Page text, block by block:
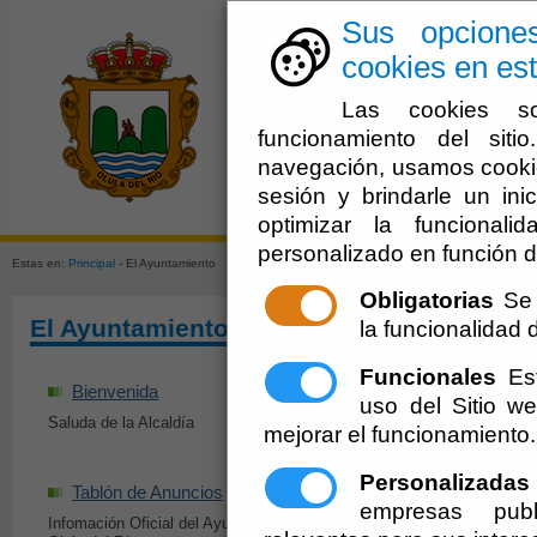
Sus
cookies en
Las cookies
funcionamiento del
navegación, usamos
sesión y brindarle un
optimizar la
personalizado en función
Obligatorias
la funcionalidad
Funcionales
uso del Sitio
mejorar el funcionamiento.
Personalizadas
empresas
El
Estas en: Principal - El Ayuntamiento
El Ayuntamiento
Bienvenida
Saluda de la Alcaldía
Organización
Información de los
Ayuntamiento y sus
Tablón de Anuncios
Infomación Oficial del Ayuntamiento de
Olula del Río en
Anuncios del